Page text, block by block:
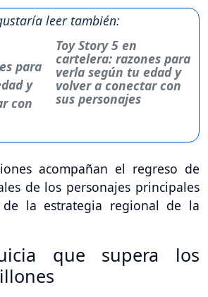
leer también:
Toy Story 5 en
cartelera: razones para
verla según tu edad y
volver a conectar con
sus personajes
acompañan el regreso de
de los personajes principales
la estrategia regional de la
que supera los